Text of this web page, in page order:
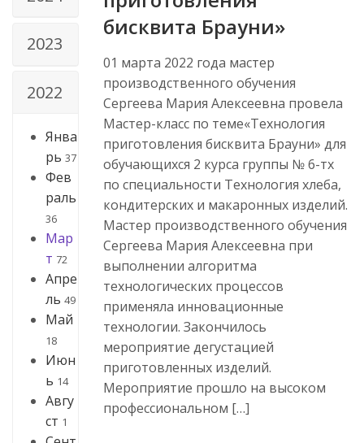
2023
2022
Янва
рь 37
Фев
раль
36
Мар
т 72
Апре
ль 49
Май
18
Июн
ь 14
Авгу
ст 1
бисквита Брауни»
01 марта 2022 года мастер
производственного обучения
Сергеева Мария Алексеевна провела
Мастер-класс по теме«Технология
приготовления бисквита Брауни» для
обучающихся 2 курса группы № 6-тх
по специальности Технология хлеба,
кондитерских и макаронных изделий.
Мастер производственного обучения
Сергеева Мария Алексеевна при
выполнении алгоритма
технологических процессов
применяла инновационные
технологии. Закончилось
мероприятие дегустацией
приготовленных изделий.
Мероприятие прошло на высоком
профессиональном […]